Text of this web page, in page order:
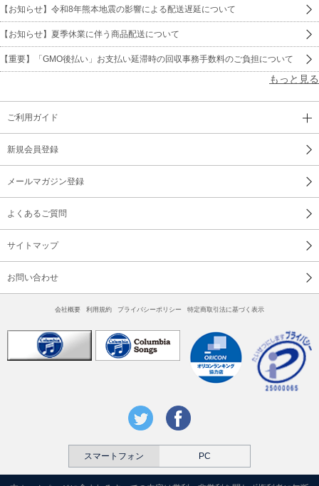
【お知らせ】令和8年熊本地震の影響による配送遅延について
【お知らせ】夏季休業に伴う商品配送について
【重要】「GMO後払い」お支払い延滞時の回収事務手数料のご負担について
もっと見る
ご利用ガイド
新規会員登録
メールマガジン登録
よくあるご質問
サイトマップ
お問い合わせ
会社概要 利用規約 プライバシーポリシー 特定商取引法に基づく表示
スマートフォン PC